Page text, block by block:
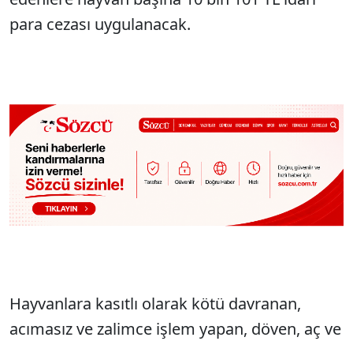
para cezası uygulanacak.
Hayvanlara kasıtlı olarak kötü davranan,
acımasız ve zalimce işlem yapan, döven, aç ve